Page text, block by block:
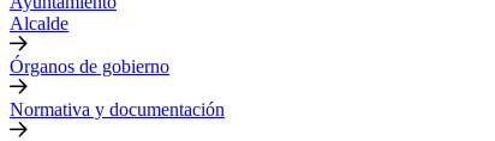
Alcalde
Órganos de gobierno
Normativa y documentación